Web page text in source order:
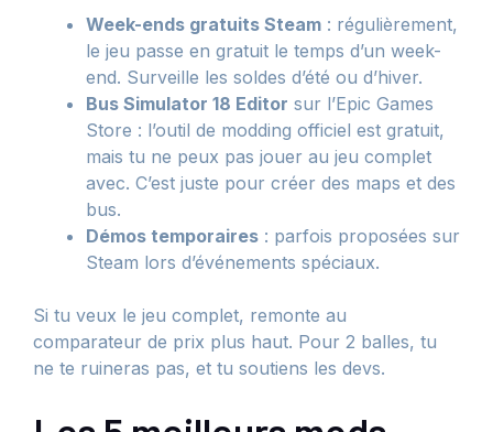
Week-ends gratuits Steam : régulièrement,
le jeu passe en gratuit le temps d’un week-
end. Surveille les soldes d’été ou d’hiver.
Bus Simulator 18 Editor sur l’Epic Games
Store : l’outil de modding officiel est gratuit,
mais tu ne peux pas jouer au jeu complet
avec. C’est juste pour créer des maps et des
bus.
Démos temporaires : parfois proposées sur
Steam lors d’événements spéciaux.
Si tu veux le jeu complet, remonte au
comparateur de prix plus haut. Pour 2 balles, tu
ne te ruineras pas, et tu soutiens les devs.